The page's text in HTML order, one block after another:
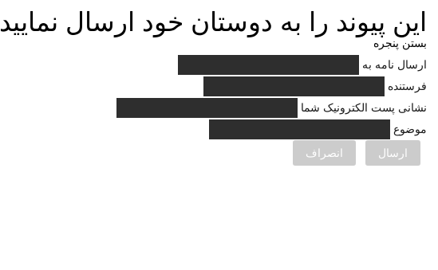
این پیوند را به دوستان خود ارسال نمایید
بستن پنجره
ارسال نامه به
فرستنده
نشانی پست الکترونیک شما
موضوع
ارسال
انصراف